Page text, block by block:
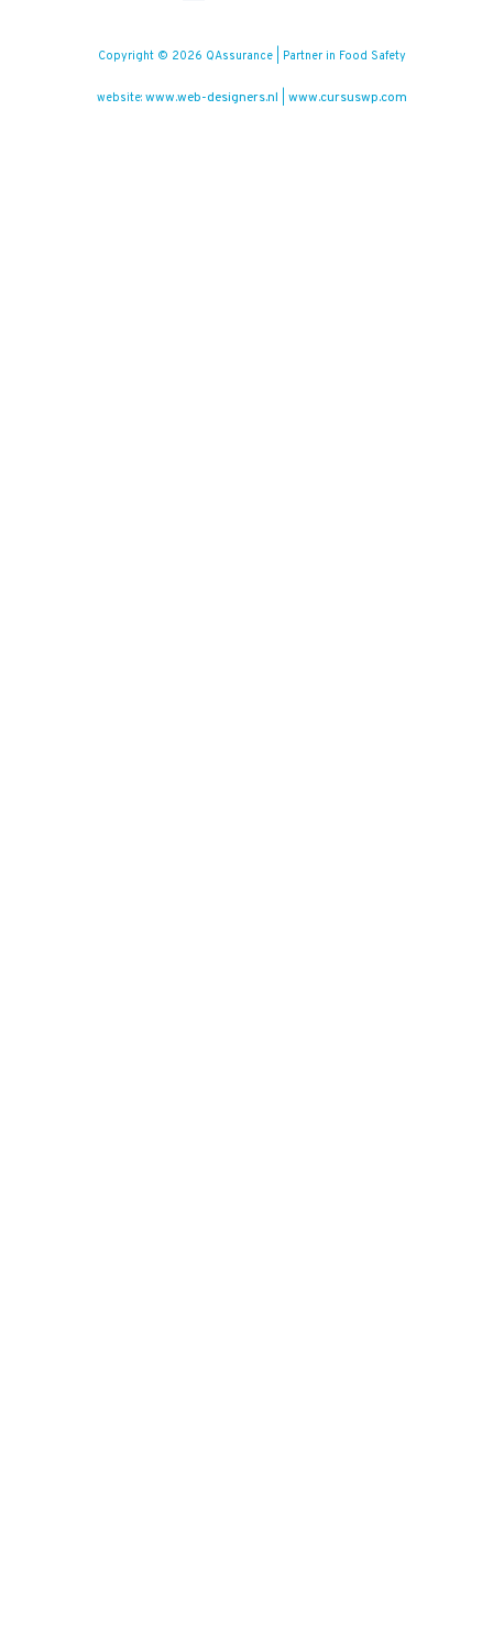
Copyright © 2026 QAssurance | Partner in Food Safety
website: www.web-designers.nl www.cursuswp.com